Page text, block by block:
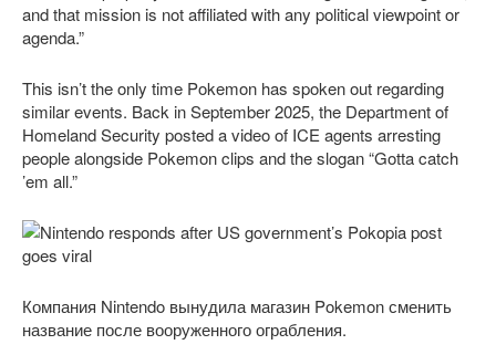
and that mission is not affiliated with any political viewpoint or
agenda.”
This isn’t the only time Pokemon has spoken out regarding
similar events. Back in September 2025, the Department of
Homeland Security posted a video of ICE agents arresting
people alongside Pokemon clips and the slogan “Gotta catch
’em all.”
Компания Nintendo вынудила магазин Pokemon сменить
название после вооруженного ограбления.